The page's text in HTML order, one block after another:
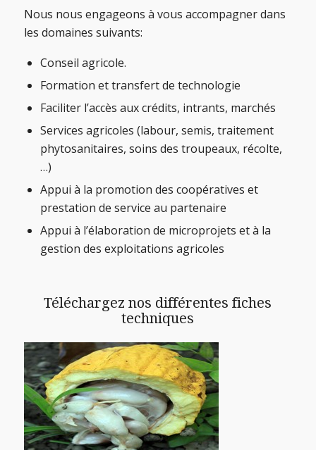
Nous nous engageons à vous accompagner dans
les domaines suivants:
Conseil agricole.
Formation et transfert de technologie
Faciliter l’accès aux crédits, intrants, marchés
Services agricoles (labour, semis, traitement
phytosanitaires, soins des troupeaux, récolte,
…)
Appui à la promotion des coopératives et
prestation de service au partenaire
Appui à l’élaboration de microprojets et à la
gestion des exploitations agricoles
Téléchargez nos différentes fiches
techniques